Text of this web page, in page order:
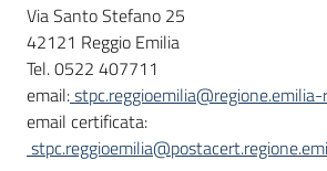
Via Santo Stefano 25
42121 Reggio Emilia
Tel. 0522 407711
email:
email certificata: